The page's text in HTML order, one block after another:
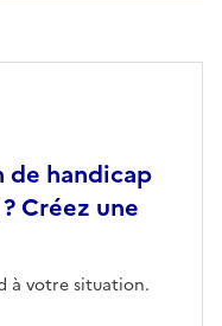
de handicap
Créez une
à votre situation.